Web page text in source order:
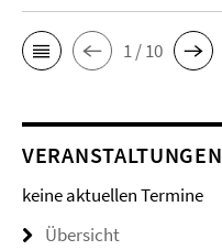
1 / 10
VERANSTALTUNGEN
keine aktuellen Termine
Übersicht